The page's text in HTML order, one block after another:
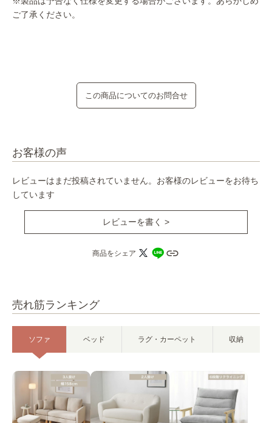
売れ筋ランキング
ソファ ベッド ラグ・カーペット 収納
ご了承ください。
この商品についてのお問合せ
お客様の声
レビューはまだ投稿されていません。お客様のレビューをお待ち
しています
レビューを書く >
商品をシェア